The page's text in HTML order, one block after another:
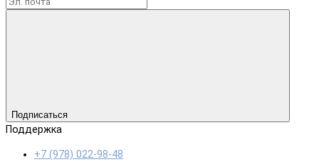
Подписаться
Поддержка
+7 (978) 022-98-48